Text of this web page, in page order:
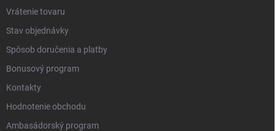
Vrátenie tovaru
Stav objednávky
Spôsob doručenia a platby
Bonusový program
Kontakty
Hodnotenie obchodu
Ambasádorský program